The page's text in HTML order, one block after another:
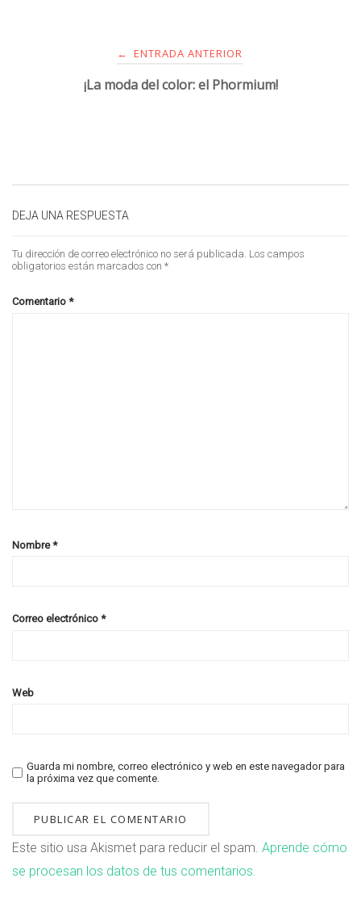
← ENTRADA ANTERIOR
¡La moda del color: el Phormium!
DEJA UNA RESPUESTA
Tu dirección de correo electrónico no será publicada. Los campos
obligatorios están marcados con *
Comentario *
Nombre*
Correo electrónico *
Web
Guarda mi nombre, correo electrónico y web en este navegador para
la próxima vez que comente.
Este sitio usa Akismet para reducir el spam. Aprende cómo
se procesan los datos de tus comentarios.